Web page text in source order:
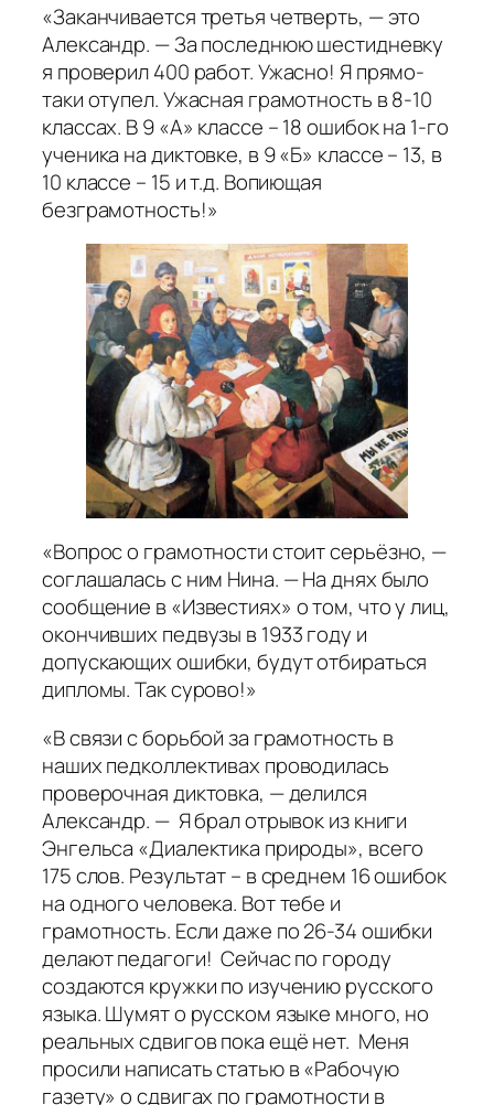
«Заканчивается третья четверть, — это
Александр. — За последнюю шестидневку
я проверил 400 работ. Ужасно! Я прямо-
таки отупел. Ужасная грамотность в 8-10
классах. В 9 «А» классе – 18 ошибок на 1-го
ученика на диктовке, в 9 «Б» классе – 13, в
10 классе – 15 и т.д. Вопиющая
безграмотность!»
«Вопрос о грамотности стоит серьёзно, —
соглашалась с ним Нина. — На днях было
сообщение в «Известиях» о том, что у лиц,
окончивших педвузы в 1933 году и
допускающих ошибки, будут отбираться
дипломы. Так сурово!»
«В связи с борьбой за грамотность в
наших педколлективах проводилась
проверочная диктовка, — делился
Александр. — Я брал отрывок из книги
Энгельса «Диалектика природы», всего
175 слов. Результат – в среднем 16 ошибок
на одного человека. Вот тебе и
грамотность. Если даже по 26-34 ошибки
делают педагоги! Сейчас по городу
создаются кружки по изучению русского
языка. Шумят о русском языке много, но
реальных сдвигов пока ещё нет. Меня
просили написать статью в «Рабочую
газету» о сдвигах по грамотности в